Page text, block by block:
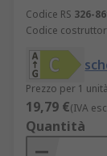
Codice RS 326-
Codice
Prezzo per 1 unità
19,79 €(IVA
Quantità